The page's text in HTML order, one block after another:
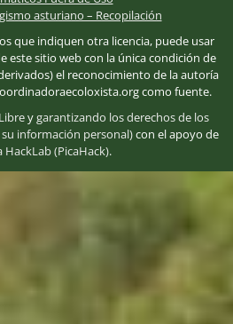
asturiano – Recopilación
que indiquen otra licencia, puede usar
este sitio web con la única condición de
el reconocimiento de la autoría
como fuente.
ygarantizando los derechos de los
información personal)con el apoyo de
HackLab (PicaHack).